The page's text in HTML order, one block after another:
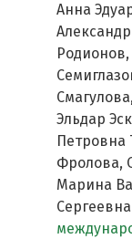
Анна
Эльдар
Фролова,
Марина